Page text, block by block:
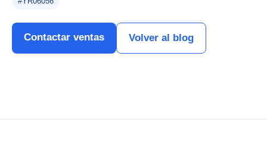
Contactar ventas Volver al blog